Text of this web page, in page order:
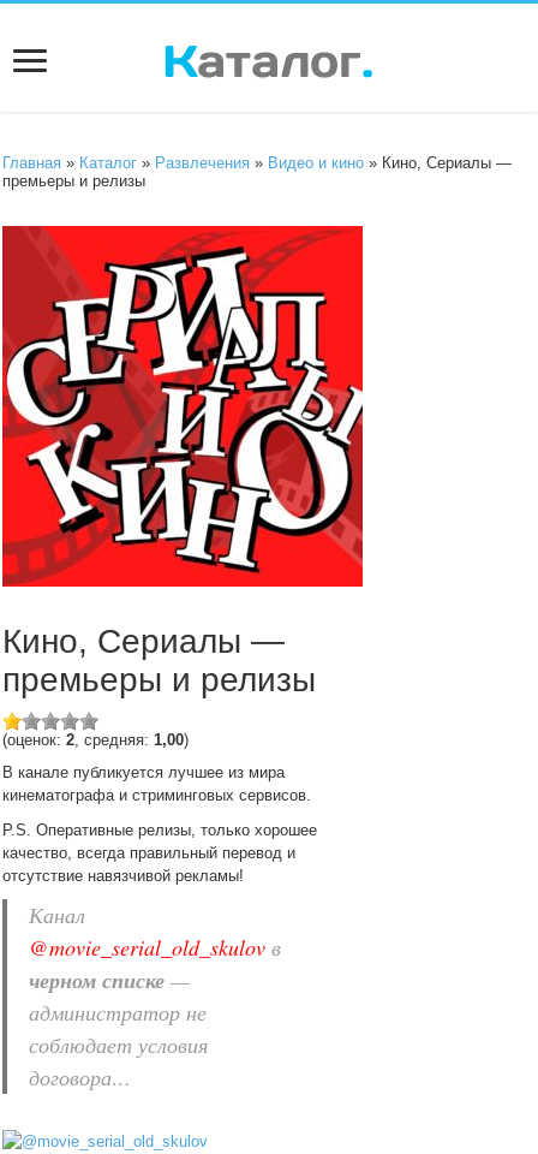
Главная » Каталог » Развлечения » Видео и кино » Кино, Сериалы —
премьеры и релизы
Кино, Сериалы —
премьеры и релизы
(оценок:2, средняя:1,00)
В канале публикуется лучшее из мира
кинематографа и стриминговых сервисов.
P.S. Оперативные релизы, только хорошее
качество, всегда правильный перевод и
отсутствие навязчивой рекламы!
Канал
@movie_serial_old_skulov в
черном списке —
администратор не
соблюдает условия
договора…